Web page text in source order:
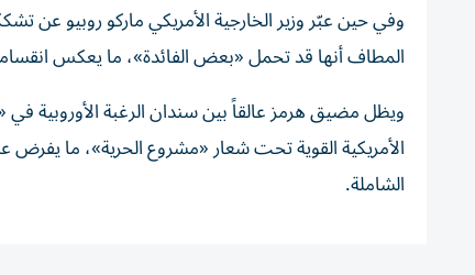
وفي حين عبّر وزير الخارجية الأمريكي ماركو روبيو عن
المطاف أنها قد تحمل «بعض الفائدة»، ما يعكس
ويظل مضيق هرمز عالقاً بين سندان الرغبة الأوروبية في
الأمريكية القوية تحت شعار «مشروع الحرية»، ما يفرض
الشاملة.